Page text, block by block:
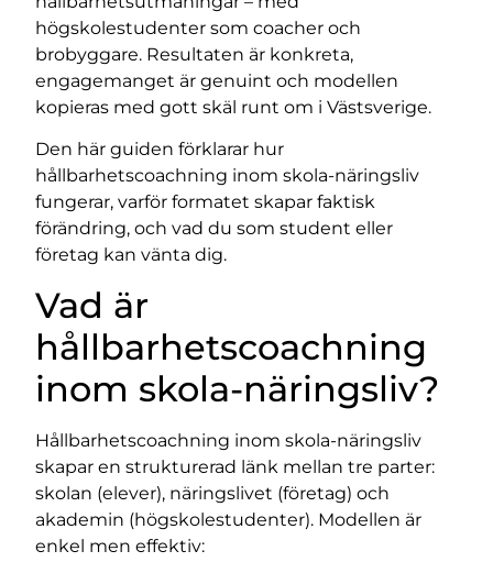
högskolestudenter som coacher och
brobyggare. Resultaten är konkreta,
engagemanget är genuint och modellen
kopieras med gott skäl runt om i Västsverige.
Den här guiden förklarar hur
hållbarhetscoachning inom skola-näringsliv
fungerar, varför formatet skapar faktisk
förändring, och vad du som student eller
företag kan vänta dig.
Vad är
hållbarhetscoachning
inom skola-näringsliv?
Hållbarhetscoachning inom skola-näringsliv
skapar en strukturerad länk mellan tre parter:
skolan (elever), näringslivet (företag) och
akademin (högskolestudenter). Modellen är
enkel men effektiv: